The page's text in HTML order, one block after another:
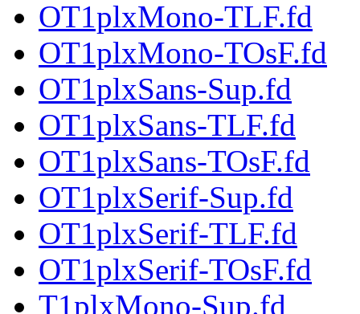
OT1plxMono-TLF.fd
OT1plxMono-TOsF.fd
OT1plxSans-Sup.fd
OT1plxSans-TLF.fd
OT1plxSans-TOsF.fd
OT1plxSerif-Sup.fd
OT1plxSerif-TLF.fd
OT1plxSerif-TOsF.fd
T1plxMono-Sup.fd